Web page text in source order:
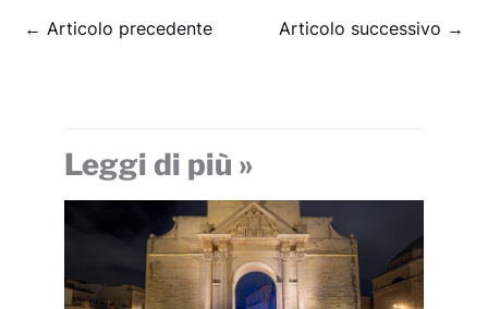
← Articolo precedente Articolo successivo →
Leggi di più »